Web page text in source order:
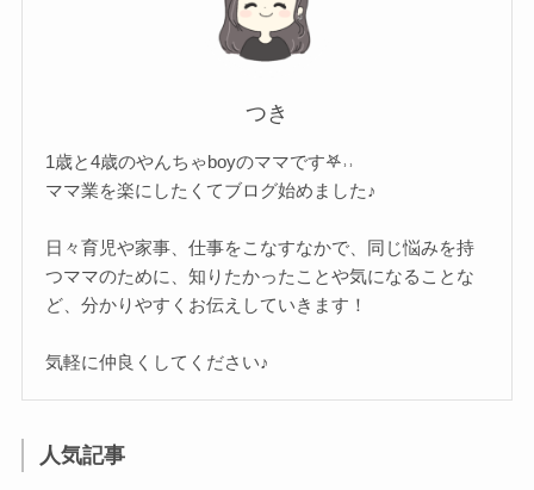
つき
1歳と4歳のやんちゃboyのママです𖤐˒˒
ママ業を楽にしたくてブログ始めました♪
日々育児や家事、仕事をこなすなかで、同じ悩みを持
つママのために、知りたかったことや気になることな
ど、分かりやすくお伝えしていきます！
気軽に仲良くしてください♪
人気記事